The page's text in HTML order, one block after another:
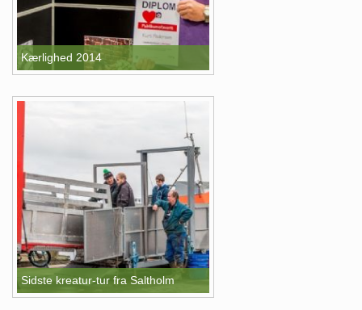
Kærlighed 2014
Sidste kreatur-tur fra Saltholm